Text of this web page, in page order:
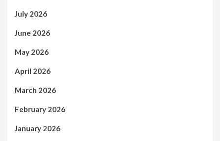
July 2026
June 2026
May 2026
April 2026
March 2026
February 2026
January 2026